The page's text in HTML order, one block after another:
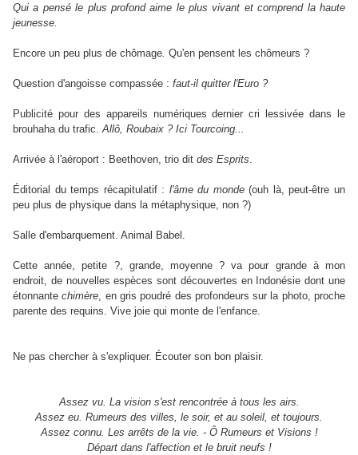
Qui a pensé le plus profond aime le plus vivant et comprend la haute
jeunesse.
Encore un peu plus de chômage. Qu'en pensent les chômeurs ?
Question d'angoisse compassée : faut-il quitter l'Euro ?
Publicité pour des appareils numériques dernier cri lessivée dans le
brouhaha du trafic.Allô, Roubaix ? Ici Tourcoing...
Arrivée à l'aéroport : Beethoven, trio dit des Esprits.
Éditorial du temps récapitulatif : l'âme du monde(ouh là, peut-être un
peu plus de physique dans la métaphysique, non ?)
Salle d'embarquement. Animal Babel.
Cette année, petite ?, grande, moyenne ? va pour grande à mon
endroit, de nouvelles espèces sont découvertes en Indonésie dont une
étonnantechimère, en gris poudré des profondeurs sur la photo, proche
parente des requins. Vive joie qui monte de l'enfance.
Ne pas chercher à s'expliquer. Écouter son bon plaisir.
Assez vu. La vision s'est rencontrée à tous les airs.
Assez eu. Rumeurs des villes, le soir, et au soleil, et toujours.
Assez connu. Les arrêts de la vie. - Ô Rumeurs et Visions !
Départ dans l'affection et le bruit neufs !